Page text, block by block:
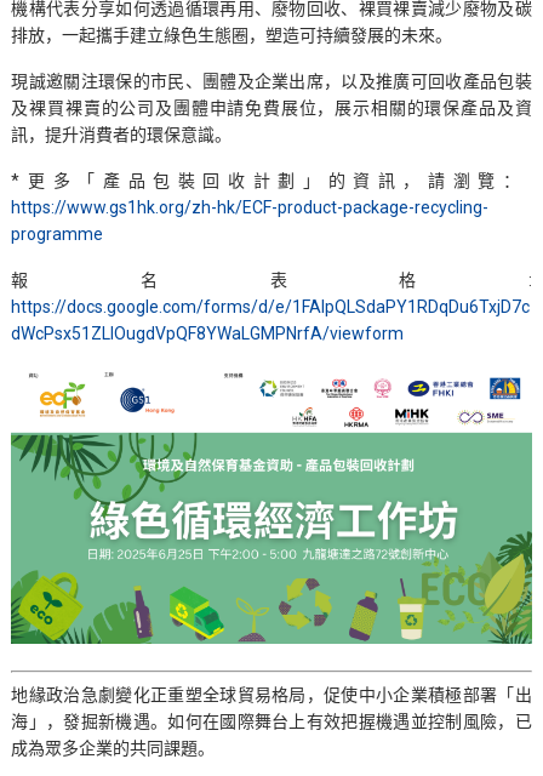
機構代表分享如何透過循環再用、廢物回收、裸買裸賣減少廢物及碳
排放，一起攜手建立綠色生態圈，塑造可持續發展的未來。
現誠邀關注環保的市民、團體及企業出席，以及推廣可回收產品包裝
及裸買裸賣的公司及團體申請免費展位，展示相關的環保產品及資
訊，提升消費者的環保意識。
*更多「產品包裝回收計劃」的資訊，請瀏覽：
https://www.gs1hk.org/zh-hk/ECF-product-package-recycling-
programme
報名表格:
https://docs.google.com/forms/d/e/1FAIpQLSdaPY1RDqDu6TxjD7c
dWcPsx51ZLlOugdVpQF8YWaLGMPNrfA/viewform
地緣政治急劇變化正重塑全球貿易格局，促使中小企業積極部署「出
海」，發掘新機遇。如何在國際舞台上有效把握機遇並控制風險，已
成為眾多企業的共同課題。